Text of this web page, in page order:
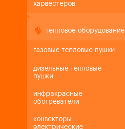
харвестеров
+-
тепловое оборудование
газовые тепловые пушки
дизельные тепловые
пушки
инфракрасные
обогреватели
конвекторы
электрические